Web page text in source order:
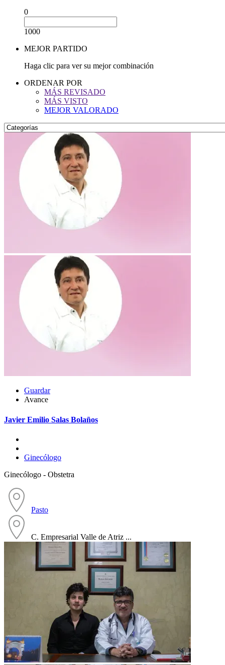
0
1000
MEJOR PARTIDO
Haga clic para ver su mejor combinación
ORDENAR POR
MÁS REVISADO
MÁS VISTO
MEJOR VALORADO
Guardar
Avance
Javier Emilio Salas Bolaños
Ginecólogo
Ginecólogo - Obstetra
Pasto
C. Empresarial Valle de Atriz ...